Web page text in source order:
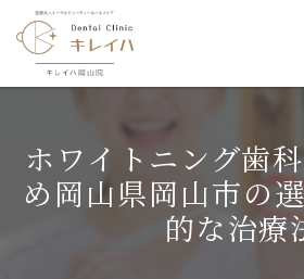
ホワイトニング歯
め岡山県岡山市の
的な治療